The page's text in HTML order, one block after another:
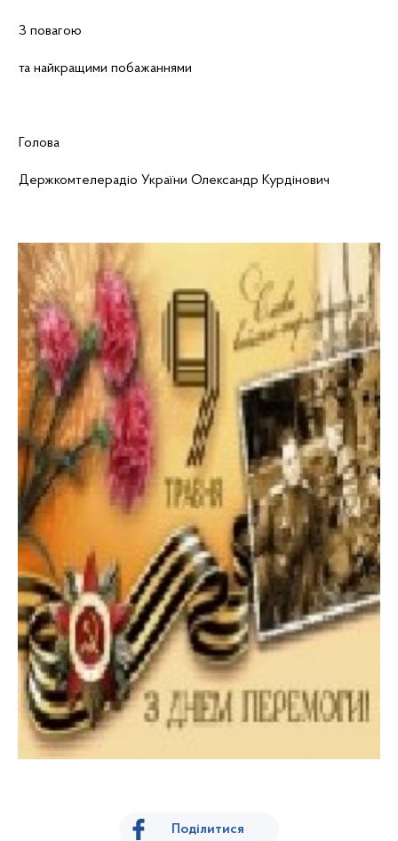
З повагою
та найкращими побажаннями
Голова
Держкомтелерадіо України Олександр Курдінович
Поділитися